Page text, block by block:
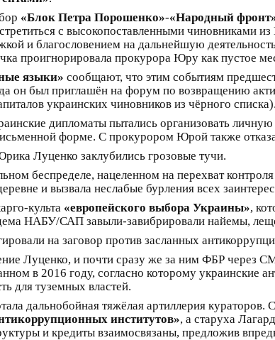
«Блок Петра Порошенко»-«Народный
с высокопоставленными чиновниками
и благословением на дальнейшую
проигнорировала прокурора Юру как пустое
языки» сообщают, что этим событиям
он был приглашён на форум по возвращению
украинских чиновников из чёрного списка).
дипломаты пытались организовать
форме. С прокурором Юрой также
Луценко заклубились грозовые тучи.
беспределе, нацеленном на перехват
и вызвала неслабые бурления всех
культа «европейского выбора Украины»,
НАБУ/САП завыли-завибрировали найемы,
на заговор против засланных
Луценко, и почти сразу же за ним ФБР
в 2016 году, согласно которому украинские
для туземных властей.
дальнобойная тяжёлая артиллерия
институтов», а старуха
и кредиты взаимосвязаны, предложив